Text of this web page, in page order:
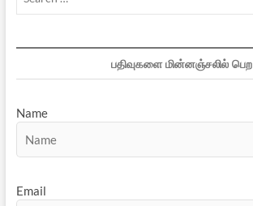
பதிவுகளை மின்னஞ்சலில் பெற
Name
Email